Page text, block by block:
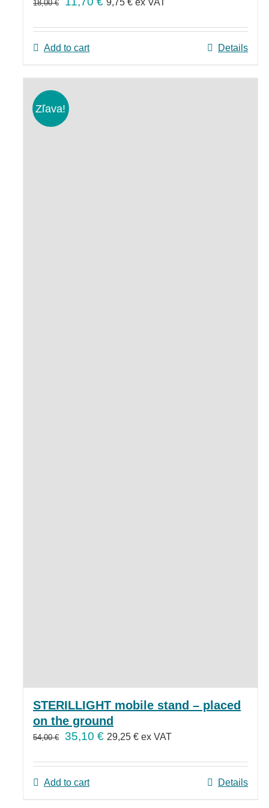
18,00€ 9,75 € ex VAT
Add to cart Details
Zľava!
STERILLIGHT mobile stand – placed
on the ground
54,00€ 35,10 € 29,25 € ex VAT
Add to cart Details